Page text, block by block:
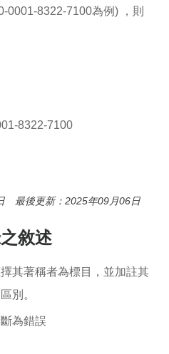
0001-8322-7100為例) ，則
8322-7100
最後更新：2025年09月06日
敘述
其著稱者為標目，並加註其
別。
為錯誤